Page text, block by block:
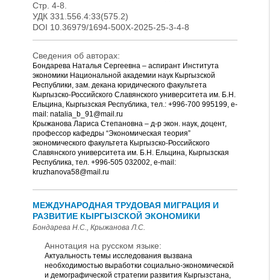
Стр. 4-8.
УДК 331.556.4:33(575.2)
DOI 10.36979/1694-500X-2025-25-3-4-8
Сведения об авторах:
Бондарева Наталья Сергеевна – аспирант Института
экономики Национальной академии наук Кыргызской
Республики, зам. декана юридического факультета
Кыргызско-Российского Славянского университета им. Б.Н.
Ельцина, Кыргызская Республика, тел.: +996-700 995199, e-
mail: natalia_b_91@mail.ru
Крыжанова Лариса Степановна – д-р экон. наук, доцент,
профессор кафедры “Экономическая теория”
экономического факультета Кыргызско-Российского
Славянского университета им. Б.Н. Ельцина, Кыргызская
Республика, тел. +996-505 032002, e-mail:
kruzhanova58@mail.ru
МЕЖДУНАРОДНАЯ ТРУДОВАЯ МИГРАЦИЯ И
РАЗВИТИЕ КЫРГЫЗСКОЙ ЭКОНОМИКИ
Бондарева Н.С., Крыжанова Л.С.
Аннотация на русском языке:
Актуальность темы исследования вызвана
необходимостью выработки социально-экономической
и демографической стратегии развития Кыргызстана,